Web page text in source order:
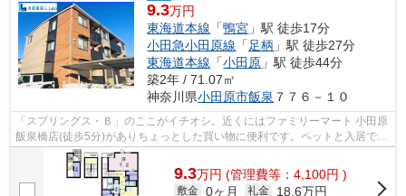
9.3万円
東海道本線 「鴨宮 」駅 徒歩17分
小田急小田原線 「 足柄 」駅 徒歩27分
東海道本線 「小田原 」駅 徒歩44分
築2年 / 71.07㎡
神奈川県小田原市飯泉 ７７６－１０
「スプリングス・Ｂ」のここがイチオシ。近くにはファミリーマート 小田原
飯泉橋店(徒歩5分)がありちょっとした買い物に便利です。ペットと入居でき
るか事前にご相談いただける物件で...
9.3万円 (管理費等：4,100円 )
敷金 0ヶ月 礼金
18.6万円